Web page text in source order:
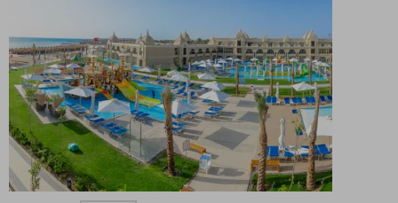
restaurants
Nooit
meer
naar
huis!